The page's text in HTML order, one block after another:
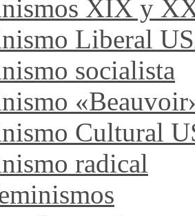
XIX y
Liberal
socialista
Cultural
radical